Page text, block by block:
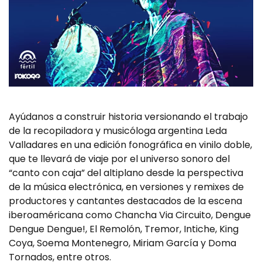
Ayúdanos a construir historia versionando el trabajo
de la recopiladora y musicóloga argentina Leda
Valladares en una edición fonográfica en vinilo doble,
que te llevará de viaje por el universo sonoro del
“canto con caja” del altiplano desde la perspectiva
de la música electrónica, en versiones y remixes de
productores y cantantes destacados de la escena
iberoaméricana como Chancha Via Circuito, Dengue
Dengue Dengue!, El Remolón, Tremor, Intiche, King
Coya, Soema Montenegro, Miriam García y Doma
Tornados, entre otros.